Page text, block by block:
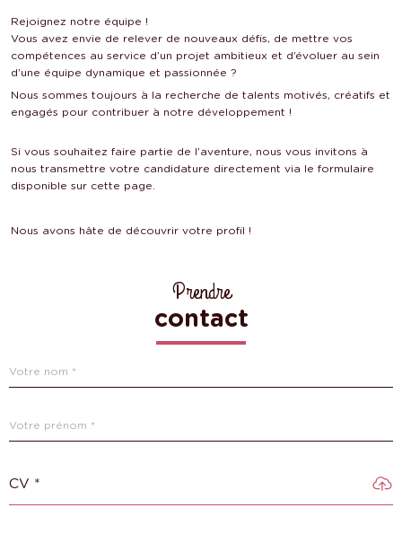
Rejoignez notre équipe !
Vous avez envie de relever de nouveaux défis, de mettre vos
compétences au service d’un projet ambitieux et d’évoluer au sein
d’une équipe dynamique et passionnée ?
Nous sommes toujours à la recherche de talents motivés, créatifs et
engagés pour contribuer à notre développement !
Si vous souhaitez faire partie de l’aventure, nous vous invitons à
nous transmettre votre candidature directement via le formulaire
disponible sur cette page.
Nous avons hâte de découvrir votre profil !
Prendre
contact
R
e
n
s
e
i
*
*
CV *